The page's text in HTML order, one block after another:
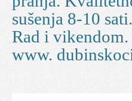
sušenja 8-10
Rad i vikendom.
www.